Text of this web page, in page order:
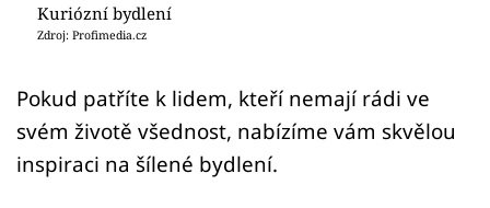
Kuriózní bydlení
Zdroj: Profimedia.cz
Pokud patříte k lidem, kteří nemají rádi ve
svém životě všednost, nabízíme vám skvělou
inspiraci na šílené bydlení.